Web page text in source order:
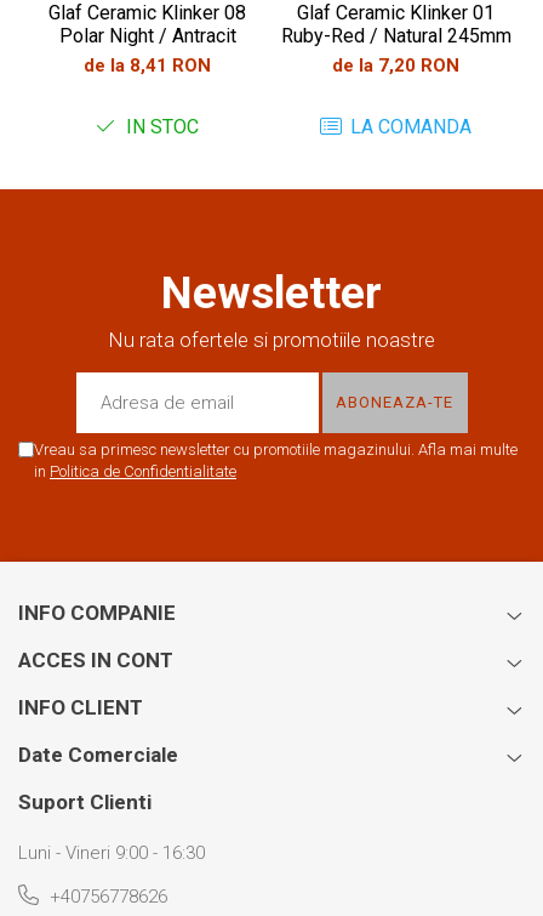
Glaf Ceramic Klinker 08
Polar Night / Antracit
de la 8,41 RON
IN STOC
Glaf Ceramic Klinker 01
Ruby-Red / Natural 245mm
de la 7,20 RON
LA COMANDA
Newsletter
Nu rata ofertele si promotiile noastre
Vreau sa primesc newsletter cu promotiile magazinului. Afla mai multe
in Politica de Confidentialitate
INFO COMPANIE
ACCES IN CONT
INFO CLIENT
Date Comerciale
Suport Clienti
Luni - Vineri 9:00 - 16:30
+40756778626